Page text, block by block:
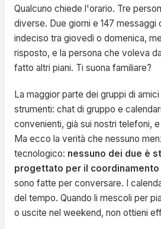
Qualcuno chiede l'orario. Tre
diverse. Due giorni e 147 messaggi
indeciso tra giovedì o domenica,
risposto, e la persona che voleva
fatto altri piani. Ti suona familiare?
La maggior parte dei gruppi di
strumenti: chat di gruppo e
convenienti, già sui nostri telefoni,
Ma ecco la verità che nessuno
tecnologico: nessuno dei due è
progettato per il coordinamento
sono fatte per conversare. I
del tempo. Quando li mescoli per
o uscite nel weekend, non ottieni